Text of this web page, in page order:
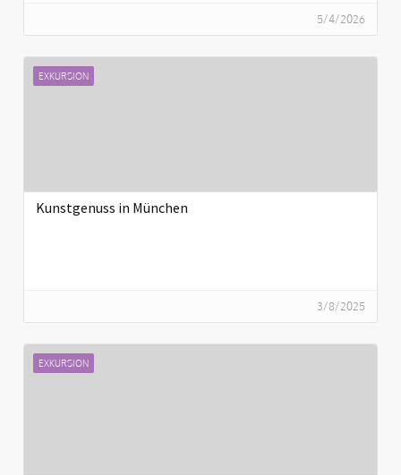
5/4/2026
EXKURSION
Kunstgenuss in München
3/8/2025
EXKURSION